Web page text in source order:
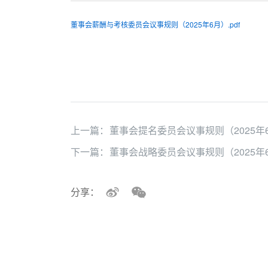
董事会薪酬与考核委员会议事规则（2025年6月）.pdf
上一篇： 董事会提名委员会议事规则（2025年6
下一篇： 董事会战略委员会议事规则（2025年6
分享：